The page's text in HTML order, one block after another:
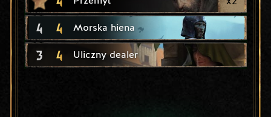
4 4 Morska hiena
3 4 Uliczny dealer